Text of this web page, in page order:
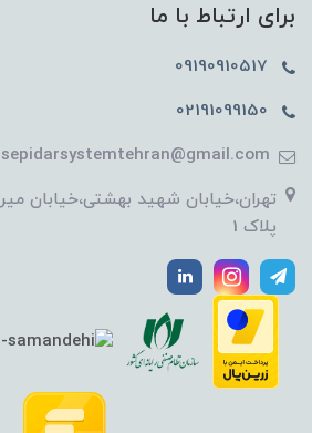
برای ارتباط با ما
sepidarsystemtehran@gmail.com
پلاک 1